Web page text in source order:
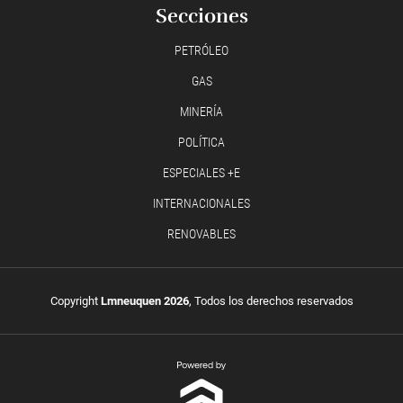
Secciones
PETRÓLEO
GAS
MINERÍA
POLÍTICA
ESPECIALES +E
INTERNACIONALES
RENOVABLES
Copyright Lmneuquen 2026, Todos los derechos reservados